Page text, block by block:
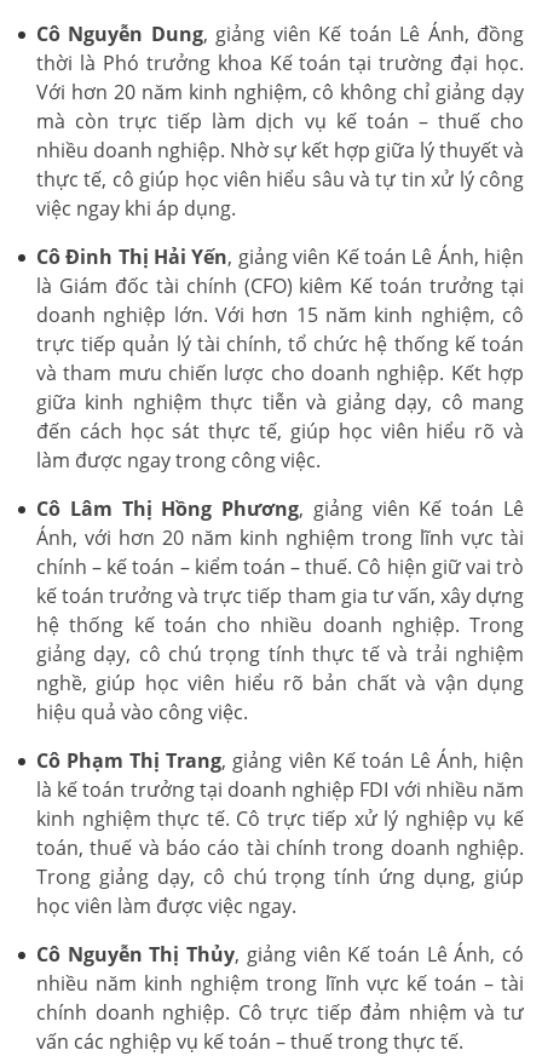
Cô Nguyễn Dung, giảng viên Kế toán Lê Ánh, đồng
thời là Phó trưởng khoa Kế toán tại trường đại học.
Với hơn 20 năm kinh nghiệm, cô không chỉ giảng dạy
mà còn trực tiếp làm dịch vụ kế toán – thuế cho
nhiều doanh nghiệp. Nhờ sự kết hợp giữa lý thuyết và
thực tế, cô giúp học viên hiểu sâu và tự tin xử lý công
việc ngay khi áp dụng.
Cô Đinh Thị Hải Yến, giảng viên Kế toán Lê Ánh, hiện
là Giám đốc tài chính (CFO) kiêm Kế toán trưởng tại
doanh nghiệp lớn. Với hơn 15 năm kinh nghiệm, cô
trực tiếp quản lý tài chính, tổ chức hệ thống kế toán
và tham mưu chiến lược cho doanh nghiệp. Kết hợp
giữa kinh nghiệm thực tiễn và giảng dạy, cô mang
đến cách học sát thực tế, giúp học viên hiểu rõ và
làm được ngay trong công việc.
Cô Lâm Thị Hồng Phương, giảng viên Kế toán Lê
Ánh, với hơn 20 năm kinh nghiệm trong lĩnh vực tài
chính – kế toán – kiểm toán – thuế. Cô hiện giữ vai trò
kế toán trưởng và trực tiếp tham gia tư vấn, xây dựng
hệ thống kế toán cho nhiều doanh nghiệp. Trong
giảng dạy, cô chú trọng tính thực tế và trải nghiệm
nghề, giúp học viên hiểu rõ bản chất và vận dụng
hiệu quả vào công việc.
Cô Phạm Thị Trang, giảng viên Kế toán Lê Ánh, hiện
là kế toán trưởng tại doanh nghiệp FDI với nhiều năm
kinh nghiệm thực tế. Cô trực tiếp xử lý nghiệp vụ kế
toán, thuế và báo cáo tài chính trong doanh nghiệp.
Trong giảng dạy, cô chú trọng tính ứng dụng, giúp
học viên làm được việc ngay.
Cô Nguyễn Thị Thủy, giảng viên Kế toán Lê Ánh, có
nhiều năm kinh nghiệm trong lĩnh vực kế toán – tài
chính doanh nghiệp. Cô trực tiếp đảm nhiệm và tư
vấn các nghiệp vụ kế toán – thuế trong thực tế.